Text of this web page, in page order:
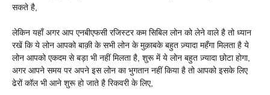
सकते है,
लेकिन यहाँ अगर आप एनबीएफसी रजिस्टर कम सिबिल लोन को लेने वाले है तो ध्यान
रखें कि ये लोन आपको बाक़ी के सभी लोन के मुक़ाबके बहुत ज़्यादा महँगा मिलता है ये
लोन आपको एकदम से बड़ा भी नहीं मिलता है, शुरू में ये लोन बहुत ज़्यादा छोटा होगा,
अगर आपने समय पर अपने इस लोन का भुगतान नहीं किया है तो आपको इसके लिए
ढेरों कॉल भी आने शुरू हो जाते है रिकवरी के लिए,